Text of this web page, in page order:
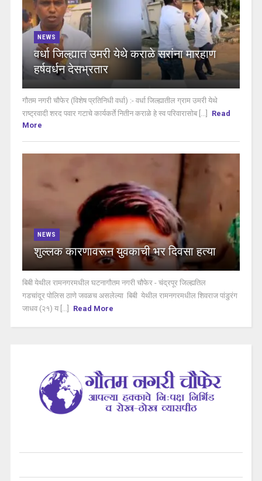
NEWS
वर्धा जिल्ह्यात उमरी येथे कराळे सरांना मारहाण
हर्षवर्धन देसभ्रतार
गौतम नगरी चौफेर (विशेष प्रतिनिधी वर्धा) :- वर्धा जिल्ह्यातील ग्राम उमरी येथे
राष्ट्रवादी शरद पवार गटाचे कार्यकर्ते नितीन कराळे हे स्व परिवारासोब [...]
Read
More
NEWS
शुल्लक कारणावरून युवकाची भर दिवसा हत्या
बिबी येथील रामनगरमधील घटनागौतम नगरी चौफेर - चंद्रपूर जिल्ह्यतिल
गडचांदूर पोलिस ठाणे जवळच असलेल्या बिबी येथील रामनगरमधील शिवराज पांडुरंग
जाधव (२१) य [...]
Read More